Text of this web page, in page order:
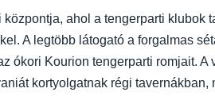
ahol a tengerparti klubok
A legtöbb látogató a forgalmas
ókori Kourion tengerparti romjait. A
kortyolgatnak régi